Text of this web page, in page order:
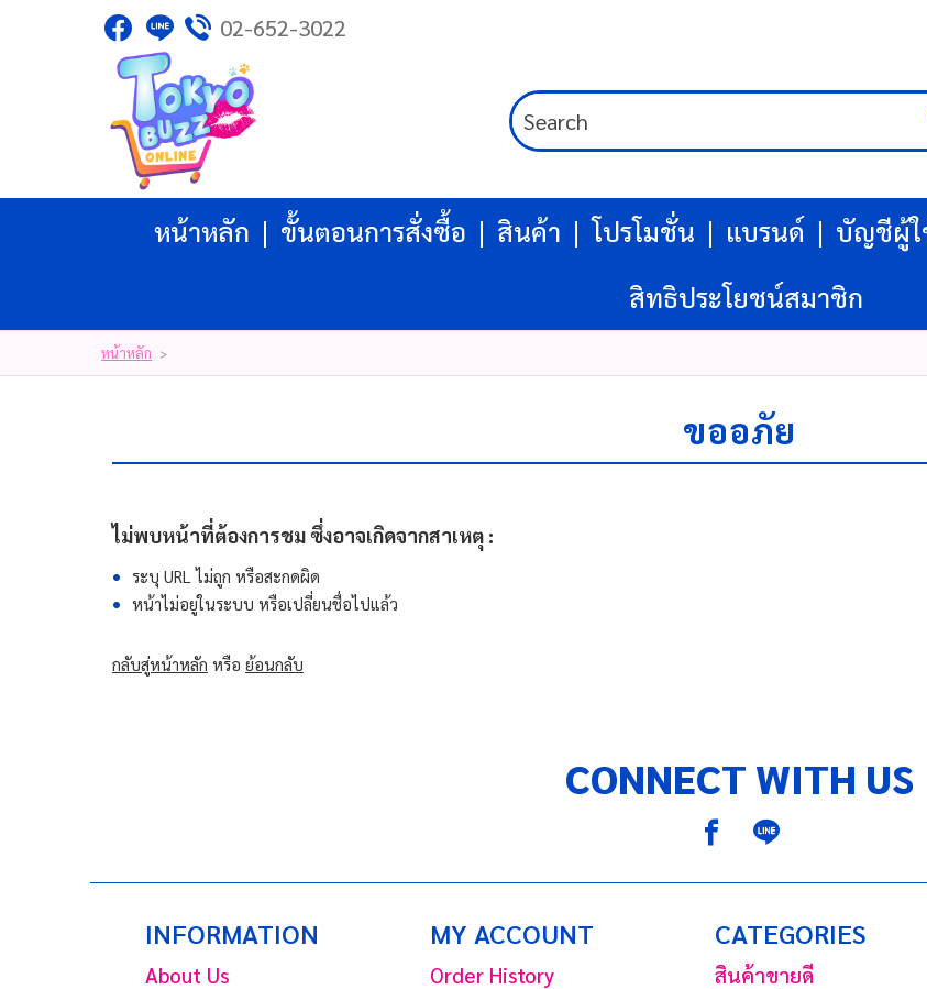
ไทย | English | 日本語
My Wishlist( 0 )
ขั้นตอนการสั่งซื้อ
ติดต่อเรา รีวิว
02-652-3022
หน้าหลัก ขั้นตอนการสั่งซื้อ สินค้า โปรโมชั่น แบรนด์ บัญชีผู้
สิทธิประโยชน์สมาชิก
หน้าหลัก >
ขออภัย
ไม่พบหน้าที่ต้องการชม ซึ่งอาจเกิดจากสาเหตุ :
ระบุ URL ไม่ถูก หรือสะกดผิด
หน้าไม่อยู่ในระบบ หรือเปลี่ยนชื่อไปแล้ว
กลับสู่หน้าหลัก หรือ ย้อนกลับ
CONNECT WITH US
INFORMATION
About Us
MY ACCOUNT
Order History
CATEGORIES
สินค้าขายดี